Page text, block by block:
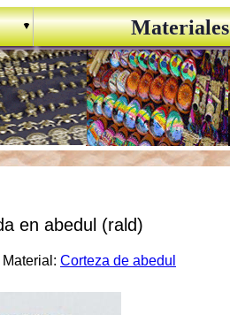
Materiales
en abedul (rald)
Material: Corteza de abedul